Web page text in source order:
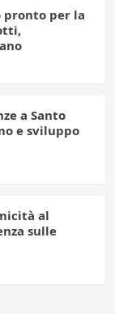
pronto per la
a Santo
e sviluppo
al
sulle